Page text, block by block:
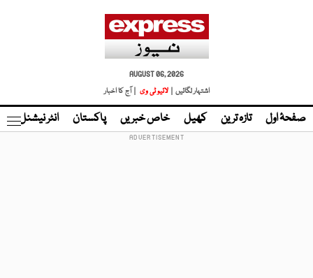
AUGUST 06, 2026
اشتہار لگائیں |
لائیو ٹی وی | آج کا اخبار
صفحۂ اول تازہ ترین کھیل خاص خبریں پاکستان انٹر نیشنل